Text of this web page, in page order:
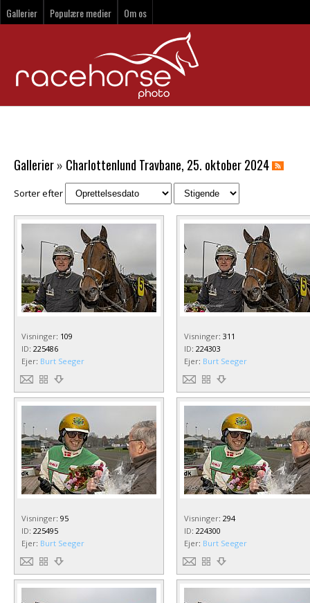
Gallerier Populære medier Om os
Gallerier» Charlottenlund Travbane, 25. oktober 2024
Sorter efter
Visninger: 109
ID: 225486
Ejer: Burt Seeger
Visninger: 311
ID: 224303
Ejer: Burt Seeger
Visninger: 95
ID: 225495
Ejer: Burt Seeger
Visninger: 294
ID: 224300
Ejer: Burt Seeger